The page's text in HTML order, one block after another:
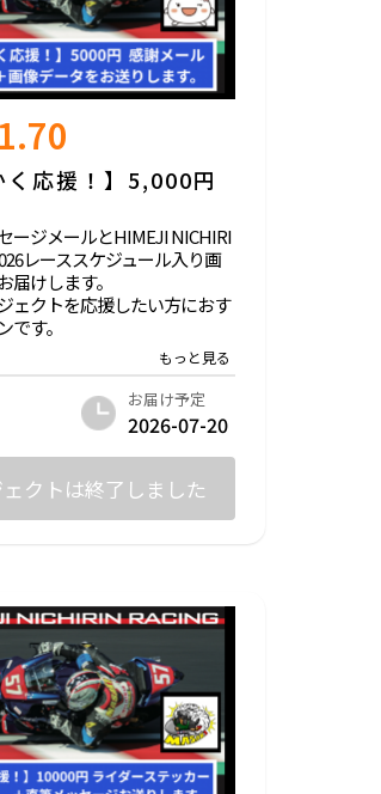
く応援！】5,000円
ージメールとHIMEJI NICHIRI
レーススケジュール入り画
届けします。
ェクトを応援したい方におす
です。
お届け予定
2026-07-20
クトは終了しました